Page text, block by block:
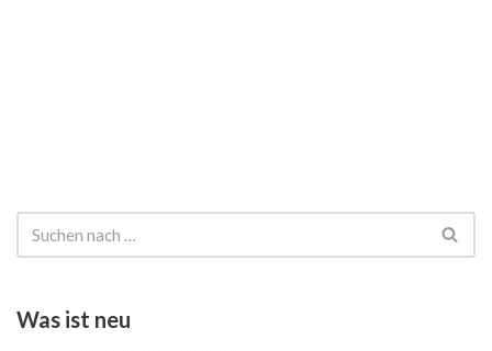
Was ist neu